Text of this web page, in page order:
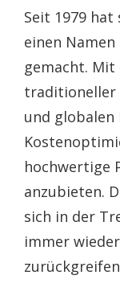
Seit 1979 hat
einen
gemacht.
traditioneller
und
hochwertige
anzubieten.
sich in der
immer